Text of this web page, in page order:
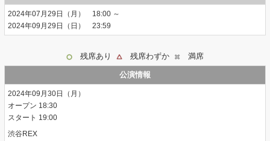
2024年07月29日（月） 18:00 ～
2024年09月29日（日） 23:59
残席あり 残席わずか 満席
公演情報
2024年09月30日（月）
18:30
19:00
渋谷REX